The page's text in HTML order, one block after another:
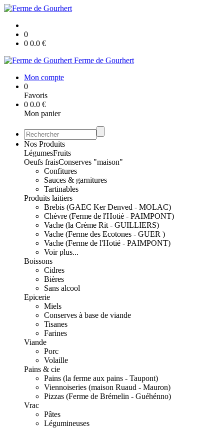
0
0 0.0 €
Ferme de Gourhert
Mon compte
0
Favoris
0 0.0 €
Mon panier
Nos Produits
LégumesFruits
Oeufs fraisConserves "maison"
Confitures
Sauces & garnitures
Tartinables
Produits laitiers
Brebis (GAEC Ker Denved - MOLAC)
Chèvre (Ferme de l'Hotié - PAIMPONT)
Vache (la Crème Rit - GUILLIERS)
Vache (Ferme des Ecotones - GUER )
Vache (Ferme de l'Hotié - PAIMPONT)
Voir plus...
Boissons
Cidres
Bières
Sans alcool
Epicerie
Miels
Conserves à base de viande
Tisanes
Farines
Viande
Porc
Volaille
Pains & cie
Pains (la ferme aux pains - Taupont)
Viennoiseries (maison Ruaud - Mauron)
Pizzas (Ferme de Brémelin - Guéhénno)
Vrac
Pâtes
Légumineuses